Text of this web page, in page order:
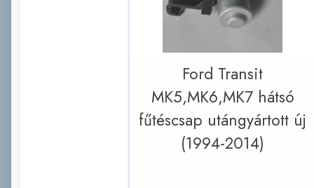
Ford Transit
MK5,MK6,MK7 hátsó
fűtéscsap utángyártott új
(1994-2014)